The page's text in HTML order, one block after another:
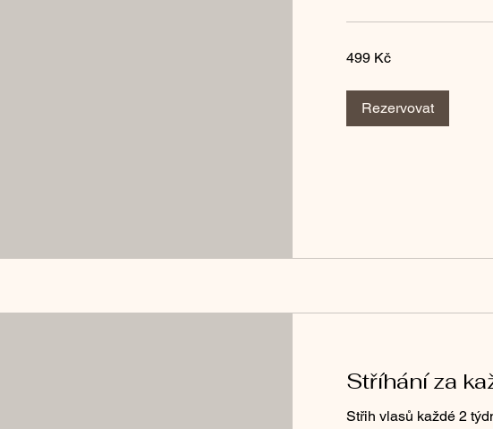
českých
499 Kč
Rezervovat
Stříhání za
Střih vlasů každé 2